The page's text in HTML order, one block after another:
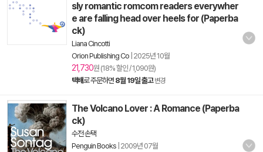
sly romantic romcom readers everywher
e are falling head over heels for (Paperba
ck)
Liana Cincotti
Orion Publishing Co 2025년 10월
21,730원 (18% 할인 / 1,090원)
택배로 주문하면 8월 19일 출고 변경
The Volcano Lover : A Romance (Paperba
ck)
수전 손택
Penguin Books 2009년 07월